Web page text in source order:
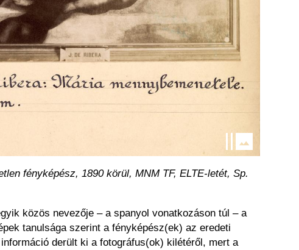
fényképész, 1890 körül, MNM TF, ELTE-letét, Sp.
közös nevezője – a spanyol vonatkozáson túl – a
tanulsága szerint a fényképész(ek) az eredeti
derült ki a fotográfus(ok) kilétéről, mert a